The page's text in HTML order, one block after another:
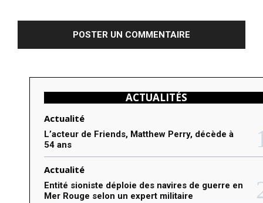
m
ACTUALITÉS
Actualité
L’acteur de Friends, Matthew Perry, décède à
54 ans
Actualité
Entité sioniste déploie des navires de guerre en
Mer Rouge selon un expert militaire